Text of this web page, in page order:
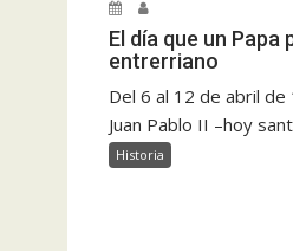
El día que un Papa
entrerriano
Del 6 al 12 de abril de
Juan Pablo II –hoy
Historia